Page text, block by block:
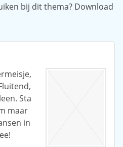
bij dit thema? Download
Sta
maar
in